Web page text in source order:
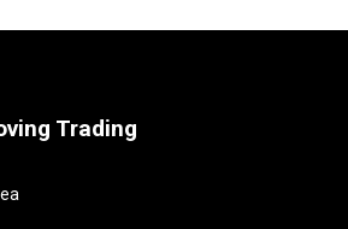
Trading